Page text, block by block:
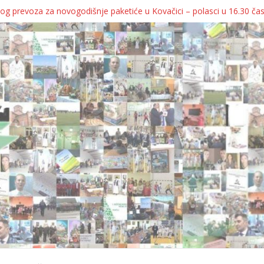
prevoza za novogodišnje paketiće u Kovačici – polasci u 16.30
KOLICA ZA 76 BEBA SA TERITORIJE OPŠTINE KOVAČICA
oborila rekord zatvorenih firmi!
telo